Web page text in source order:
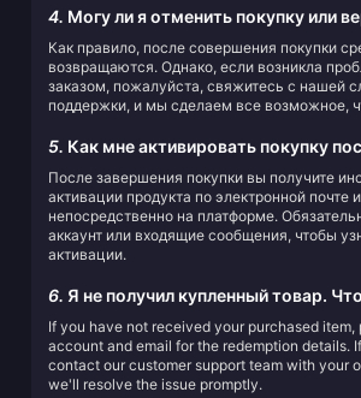
4. Могу ли я отменить покупку или
Как правило, после совершения покупки
возвращаются. Однако, если возникла
заказом, пожалуйста, свяжитесь с нашей
поддержки, и мы сделаем все возможное,
5. Как мне активировать покупку
После завершения покупки вы получите
активации продукта по электронной почте
непосредственно на платформе.
аккаунт или входящие сообщения, чтобы
активации.
6. Я не получил купленный товар.
If you have not received your purchased
account and email for the redemption details.
contact our customer support team with your
we'll resolve the issue promptly.